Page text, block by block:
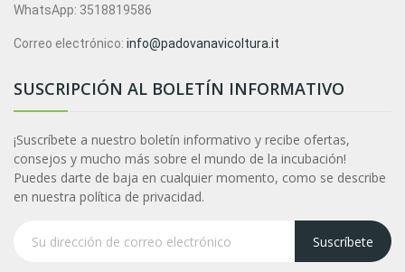
WhatsApp: 3518819586
Correo electrónico: info@padovanavicoltura.it
SUSCRIPCIÓN AL BOLETÍN INFORMATIVO
¡Suscríbete a nuestro boletín informativo y recibe ofertas,
consejos y mucho más sobre el mundo de la incubación!
Puedes darte de baja en cualquier momento, como se describe
en nuestra política de privacidad.
Suscríbete